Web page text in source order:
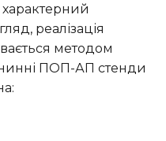
реалізація
методом
ПОП-АП стенди